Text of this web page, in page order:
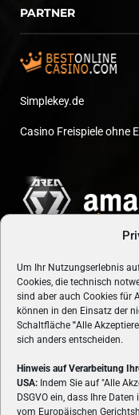
Um Ihr Nutzungserlebnis
Cookies, die technisch
sind aber auch Cookies für
können in den Einsatz der
Schaltfläche "Alle
sich anders entscheiden.
Hinweis auf Verarbeitung
USA: Indem Sie auf "Alle
DSGVO ein, dass Ihre
vom Europäischen
PARTNER
Simplekey.de
Casino Freispiele ohne